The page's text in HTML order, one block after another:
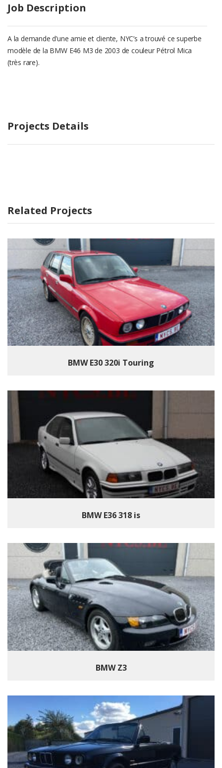
Job Description
A la demande d’une amie et cliente, NYC’s a trouvé ce superbe
modèle de la BMW E46 M3 de 2003 de couleur Pétrol Mica
(très rare).
Projects Details
Related Projects
BMW E30 320i Touring
BMW E36 318 is
BMW Z3